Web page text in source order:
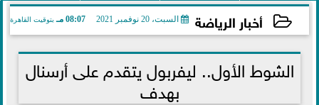
أخبار الرياضة السبت، 20 نوفمبر 2021 08:07 مـ بتوقيت القاهرة
2021-11-20 20:07:12
الشوط الأول.. ليفربول يتقدم على أرسنال
بهدف